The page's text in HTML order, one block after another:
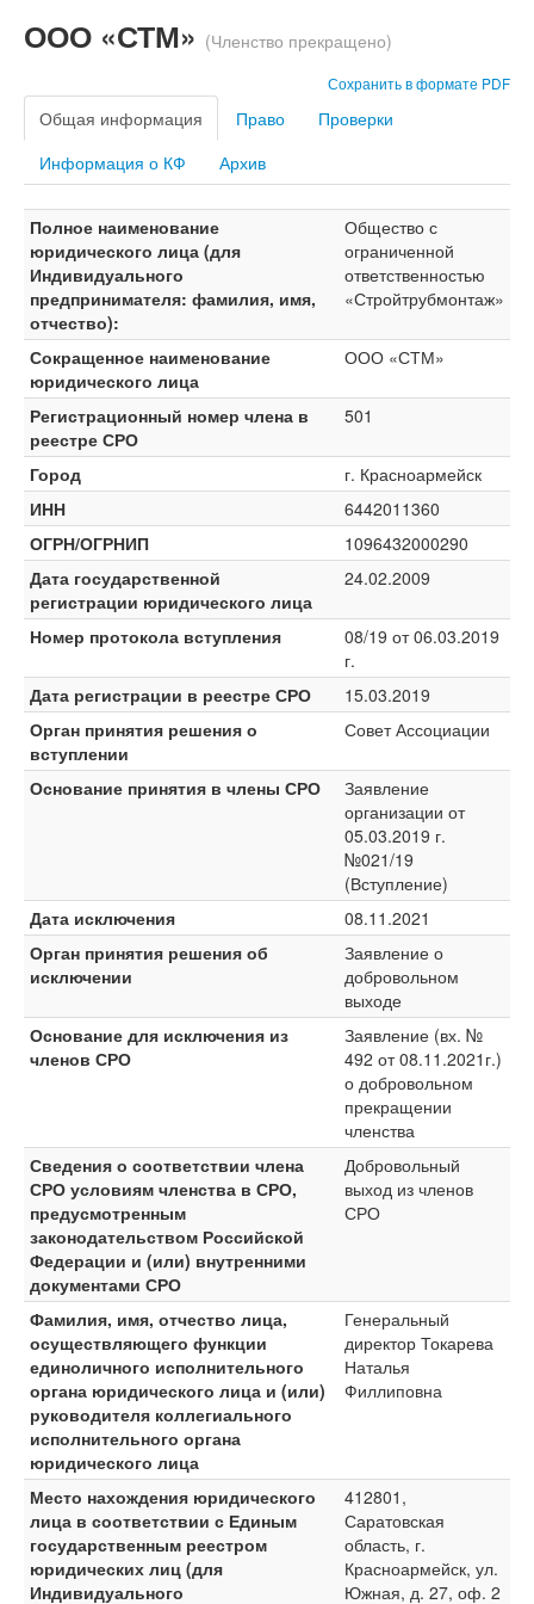
ООО «СТМ» (Членство прекращено)
Сохранить в формате PDF
Общая информация Право
Проверки
Информация о КФ
Архив
Полное наименование
юридического лица (для
Индивидуального
предпринимателя: фамилия, имя,
отчество):
Общество с
ограниченной
ответственностью
«Стройтрубмонтаж»
Сокращенное наименование
юридического лица
ООО «СТМ»
Регистрационный номер члена в
реестре СРО
501
Город
г. Красноармейск
ИНН
6442011360
ОГРН/ОГРНИП
1096432000290
Дата государственной
регистрации юридического лица
24.02.2009
Номер протокола вступления
08/19 от 06.03.2019
г.
Дата регистрации в реестре СРО
15.03.2019
Орган принятия решения о
вступлении
Совет Ассоциации
Основание принятия в члены СРО
Заявление
организации от
05.03.2019 г.
№021/19
(Вступление)
Дата исключения
08.11.2021
Орган принятия решения об
исключении
Заявление о
добровольном
выходе
Основание для исключения из
членов СРО
Заявление (вх. №
492 от 08.11.2021г.)
о добровольном
прекращении
членства
Сведения о соответствии члена
СРО условиям членства в СРО,
предусмотренным
законодательством Российской
Федерации и (или) внутренними
документами СРО
Добровольный
выход из членов
СРО
Фамилия, имя, отчество лица,
осуществляющего функции
единоличного исполнительного
органа юридического лица и (или)
руководителя коллегиального
исполнительного органа
юридического лица
Генеральный
директор Токарева
Наталья
Филлиповна
Место нахождения юридического
лица в соответствии с Единым
государственным реестром
юридических лиц (для
Индивидуального
412801,
Саратовская
область, г.
Красноармейск, ул.
Южная, д. 27, оф. 2